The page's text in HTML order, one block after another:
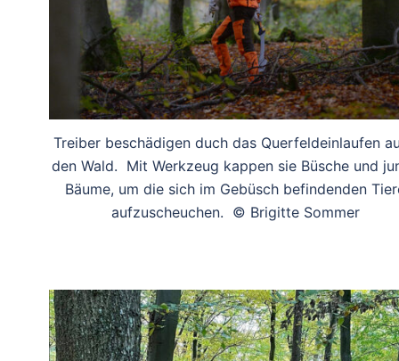
Treiber beschädigen duch das Querfeldeinlaufen
den Wald. Mit Werkzeug kappen sie Büsche und
Bäume, um die sich im Gebüsch befindenden
aufzuscheuchen. © Brigitte Sommer